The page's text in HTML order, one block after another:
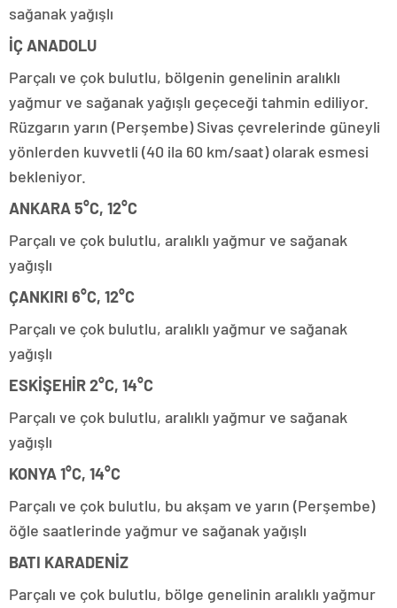
sağanak yağışlı
İÇ ANADOLU
Parçalı ve çok bulutlu, bölgenin genelinin aralıklı
yağmur ve sağanak yağışlı geçeceği tahmin ediliyor.
Rüzgarın yarın (Perşembe) Sivas çevrelerinde güneyli
yönlerden kuvvetli (40 ila 60 km/saat) olarak esmesi
bekleniyor.
ANKARA 5°C, 12°C
Parçalı ve çok bulutlu, aralıklı yağmur ve sağanak
yağışlı
ÇANKIRI 6°C, 12°C
Parçalı ve çok bulutlu, aralıklı yağmur ve sağanak
yağışlı
ESKİŞEHİR 2°C, 14°C
Parçalı ve çok bulutlu, aralıklı yağmur ve sağanak
yağışlı
KONYA 1°C, 14°C
Parçalı ve çok bulutlu, bu akşam ve yarın (Perşembe)
öğle saatlerinde yağmur ve sağanak yağışlı
BATI KARADENİZ
Parçalı ve çok bulutlu, bölge genelinin aralıklı yağmur